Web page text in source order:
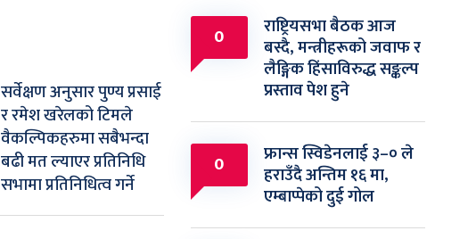
सर्वेक्षण अनुसार पुण्य प्रसाई
र रमेश खरेलको टिमले
वैकल्पिकहरुमा सबैभन्दा
बढी मत ल्याएर प्रतिनिधि
सभामा प्रतिनिधित्व गर्ने
0 राष्ट्रियसभा बैठक आज
बस्दै, मन्त्रीहरूको जवाफ र
लैङ्गिक हिंसाविरुद्ध सङ्कल्प
प्रस्ताव पेश हुने
0 फ्रान्स स्विडेनलाई ३–० ले
हराउँदै अन्तिम १६ मा,
एम्बाप्पेको दुई गोल